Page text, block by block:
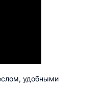
удобными